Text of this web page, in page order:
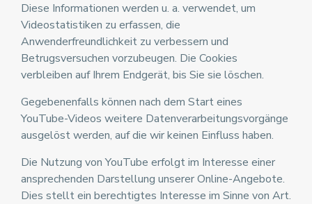
Diese Informationen werden u. a. verwendet, um
Videostatistiken zu erfassen, die
Anwenderfreundlichkeit zu verbessern und
Betrugsversuchen vorzubeugen. Die Cookies
verbleiben auf Ihrem Endgerät, bis Sie sie löschen.
Gegebenenfalls können nach dem Start eines
YouTube-Videos weitere Datenverarbeitungsvorgänge
ausgelöst werden, auf die wir keinen Einfluss haben.
Die Nutzung von YouTube erfolgt im Interesse einer
ansprechenden Darstellung unserer Online-Angebote.
Dies stellt ein berechtigtes Interesse im Sinne von Art.